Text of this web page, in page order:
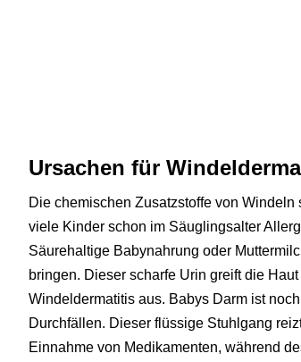
Ursachen für
Die chemischen Zusatzstoffe von
viele Kinder schon im Säuglingsalter
Säurehaltige Babynahrung oder
bringen. Dieser scharfe Urin greift die
Windeldermatitis aus. Babys Darm ist
Durchfällen. Dieser flüssige Stuhlgang
Einnahme von Medikamenten, während